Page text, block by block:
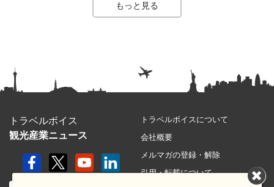
もっと見る
トラベルボイス
観光産業ニュース
トラベルボイスについて
会社概要
メルマガの登録・解除
引用・転載について